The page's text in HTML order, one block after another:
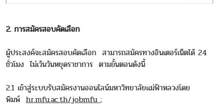
2. การสมัครสอบคัดเลือก
ผู้ประสงค์จะสมัครสอบคัดเลือก สามารถสมัครทางอินเตอร์เน็ตได้ 24
ชั่วโมง ไม่เว้นวันหยุดราชาการ ตามขั้นตอนดังนี้
2.1 เข้าสู่ระบบรับสมัครงานออนไลน์มหาวิทยาลัยแม่ฟ้าหลวงโดย
พิมพ์ hr.mfu.ac.th/jobmfu;